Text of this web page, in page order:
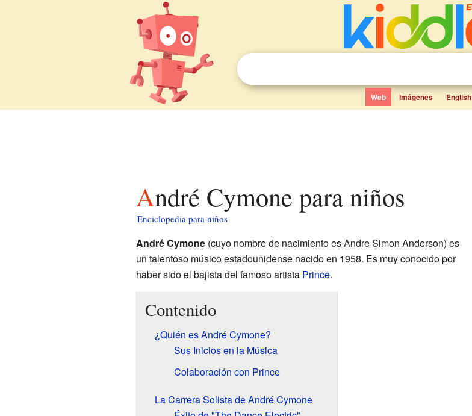
Web Imágenes English
André Cymone para niños
Enciclopedia para niños
André Cymone(cuyo nombre de nacimiento es Andre Simon Anderson) es
un talentoso músico estadounidense nacido en 1958. Es muy conocido por
haber sido el bajista del famoso artista Prince.
Contenido
¿Quién es André Cymone?
Sus Inicios en la Música
Colaboración con Prince
La Carrera Solista de André Cymone